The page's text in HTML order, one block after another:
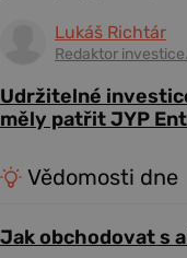
Lukáš Richtár
Redaktor
Udržitelné
měly patřit JYP
Vědomosti dne
Jak obchodovat s